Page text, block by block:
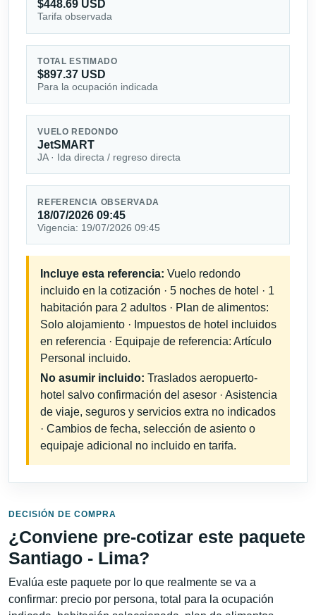
$448.69 USD
Tarifa observada
TOTAL ESTIMADO
$897.37 USD
Para la ocupación indicada
VUELO REDONDO
JetSMART
JA · Ida directa / regreso directa
REFERENCIA OBSERVADA
18/07/2026 09:45
Vigencia: 19/07/2026 09:45
Incluye esta referencia: Vuelo redondo
incluido en la cotización · 5 noches de hotel · 1
habitación para 2 adultos · Plan de alimentos:
Solo alojamiento · Impuestos de hotel incluidos
en referencia · Equipaje de referencia: Artículo
Personal incluido.
No asumir incluido: Traslados aeropuerto-
hotel salvo confirmación del asesor · Asistencia
de viaje, seguros y servicios extra no indicados
· Cambios de fecha, selección de asiento o
equipaje adicional no incluido en tarifa.
DECISIÓN DE COMPRA
¿Conviene pre-cotizar este paquete
Santiago - Lima?
Evalúa este paquete por lo que realmente se va a
confirmar: precio por persona, total para la ocupación